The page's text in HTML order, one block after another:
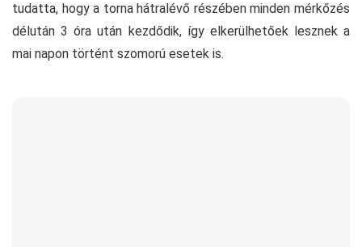
tudatta, hogy a torna hátralévő részében minden mérkőzés
délután 3 óra után kezdődik, így elkerülhetőek lesznek a
mai napon történt szomorú esetek is.